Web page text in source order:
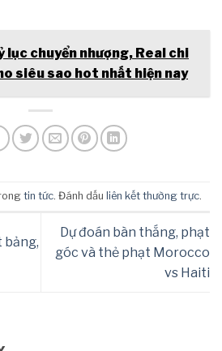
lục chuyển nhượng, Real chi
siêu sao hot nhất hiện nay
tin tức. Đánh dấu liên kết thường trực.
bảng,
Dự đoán bàn thắng, phạt
góc và thẻ phạt Morocco
vs Haiti